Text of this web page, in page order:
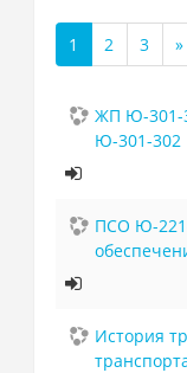
1
(текущая)
2 3
»
ЖП Ю-301-
Ю-301-302
ПСО Ю-
История